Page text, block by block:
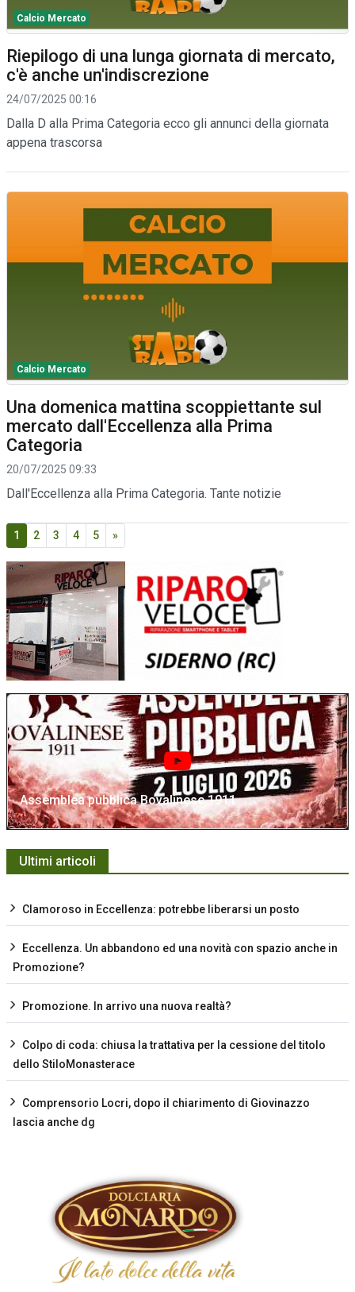
Calcio Mercato
Riepilogo di una lunga giornata di mercato,
c'è anche un'indiscrezione
24/07/2025 00:16
Dalla D alla Prima Categoria ecco gli annunci della giornata
appena trascorsa
Calcio Mercato
Una domenica mattina scoppiettante sul
mercato dall'Eccellenza alla Prima
Categoria
20/07/2025 09:33
Dall'Eccellenza alla Prima Categoria. Tante notizie
1 2 3 4 5 »
Assemblea pubblica Bovalinese 1911
Ultimi articoli
Clamoroso in Eccellenza: potrebbe liberarsi un posto
Eccellenza. Un abbandono ed una novità con spazio anche in
Promozione?
Promozione. In arrivo una nuova realtà?
Colpo di coda: chiusa la trattativa per la cessione del titolo
dello StiloMonasterace
Comprensorio Locri, dopo il chiarimento di Giovinazzo
lascia anche dg